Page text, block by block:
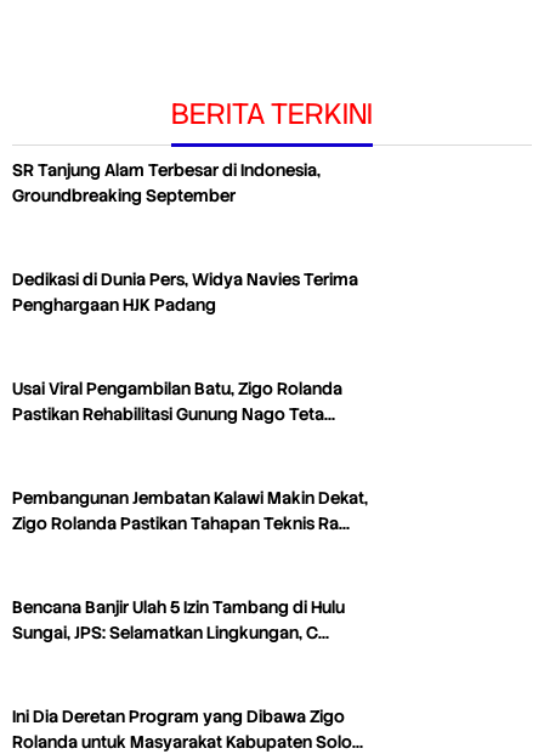
BERITA TERKINI
SR Tanjung Alam Terbesar di Indonesia,
Groundbreaking September
Dedikasi di Dunia Pers, Widya Navies Terima
Penghargaan HJK Padang
Usai Viral Pengambilan Batu, Zigo Rolanda
Pastikan Rehabilitasi Gunung Nago Teta…
Pembangunan Jembatan Kalawi Makin Dekat,
Zigo Rolanda Pastikan Tahapan Teknis Ra…
Bencana Banjir Ulah 5 Izin Tambang di Hulu
Sungai, JPS: Selamatkan Lingkungan, C…
Ini Dia Deretan Program yang Dibawa Zigo
Rolanda untuk Masyarakat Kabupaten Solo…